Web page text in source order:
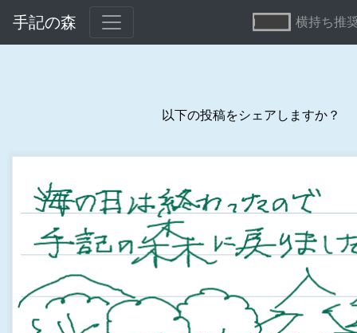
手記の森 横持ち推
以下の投稿をシェアしますか？